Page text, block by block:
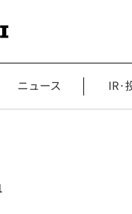
ニュース IR·